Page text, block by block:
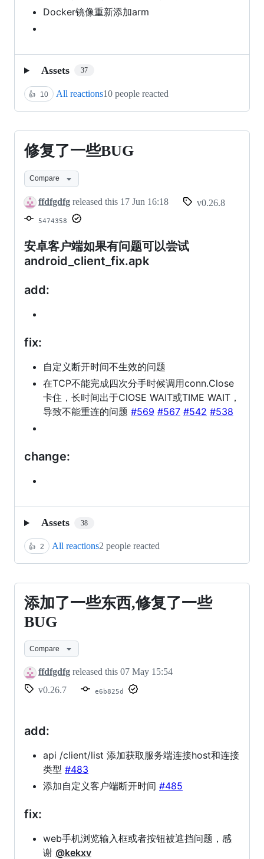
Docker镜像重新添加arm
Assets 37
👍 10 All reactions10 people reacted
修
复
了
一
BUG
修复了一些BUG
Compare
ffdfgdfg released this 17 Jun 16:18 v0.26.8
5474358
安卓客户端如果有问题可以尝试
android_client_fix.apk
add:
fix:
自定义断开时间不生效的问题
在TCP不能完成四次分手时候调用conn.Close
卡住，长时间出于ClOSE WAIT或TIME WAIT，
导致不能重连的问题 #569 #567 #542 #538
change:
Assets 38
👍 2 All reactions2 people reacted
添
加
了
一
些
修
些
添加了一些东西,修复了一些
BUG
Compare
ffdfgdfg released this 07 May 15:54
v0.26.7
e6b825d
add:
api /client/list 添加获取服务端连接host和连接
类型 #483
添加自定义客户端断开时间 #485
fix:
web手机浏览输入框或者按钮被遮挡问题，感
谢 @kekxv